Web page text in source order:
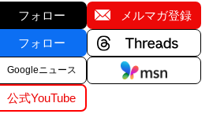
フォロー メルマガ登録
フォロー
Googleニュース
公式YouTube